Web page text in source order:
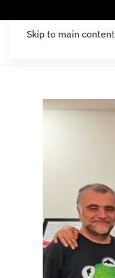
Skip to main content